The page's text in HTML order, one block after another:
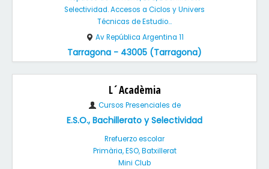
Selectividad. Accesos a Ciclos y Univers
Técnicas de Estudio...
Av República Argentina 11
Tarragona - 43005 (Tarragona)
L´Acadèmia
Cursos Presenciales de
E.S.O., Bachillerato y Selectividad
Rrefuerzo escolar
Primària, ESO, Batxillerat
Mini Club